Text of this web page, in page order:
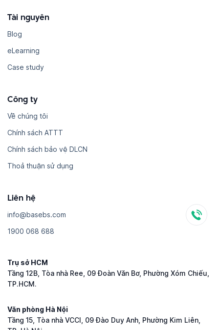
Tài nguyên
Blog
eLearning
Case study
Công ty
Về chúng tôi
Chính sách ATTT
Chính sách bảo vệ DLCN
Thoả thuận sử dụng
Liên hệ
i​n​f​o​@​b​a​s​e​b​s​.​c​o​m
1​9​0​0​ ​0​6​8​ ​6​8​8
Trụ sở HCM
Tầng 12B, Tòa nhà Ree, 09 Đoàn Văn Bơ, Phường Xóm Chiếu,
TP.HCM.
Văn phòng Hà Nội
Tầng 15, Tòa nhà VCCI, 09 Đào Duy Anh, Phường Kim Liên,